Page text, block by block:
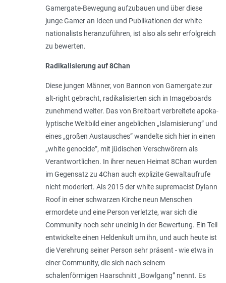
Gamergate-Bewegung aufzubauen und über diese
junge Gamer an Ideen und Publikationen der white
nationalists heranzuführen, ist also als sehr erfolgreich
zu bewerten.
Radikalisierung auf 8Chan
Diese jungen Männer, von Bannon von Ga­mergate zur
alt-right gebracht, radikali­sierten sich in Imageboards
zunehmend weiter. Das von Breitbart verbreitete apoka­
lyptische Weltbild einer angeblichen „Isla­misierung” und
eines „großen Austausches” wandelte sich hier in einen
„white genocide”, mit jüdischen Verschwörern als
Verantwortlichen. In ihrer neuen Heimat 8Chan wurden
im Gegensatz zu 4Chan auch explizite Gewaltaufrufe
nicht moderiert. Als 2015 der white supremacist Dylann
Roof in einer schwarzen Kirche neun Menschen
ermordete und eine Person verletzte, war sich die
Community noch sehr uneinig in der Bewertung. Ein Teil
entwickelte einen Heldenkult um ihn, und auch heute ist
die Verehrung seiner Person sehr präsent - wie etwa in
einer Community, die sich nach seinem
schalenförmigen Haarschnitt „Bowlgang” nennt. Es